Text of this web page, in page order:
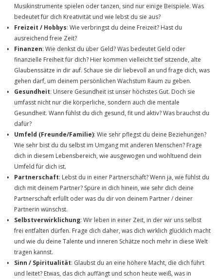
Musikinstrumente spielen oder tanzen, sind nur einige Beispiele. Was
bedeutet für dich Kreativität und wie lebst du sie aus?
Freizeit / Hobbys: Wie verbringst du deine Freizeit? Hast du
ausreichend freie Zeit?
Finanzen: Wie denkst du über Geld? Was bedeutet Geld oder
finanzielle Freiheit für dich? Hier kommen vielleicht tief sitzende, alte
Glaubenssätze in dir auf. Schaue sie dir liebevoll an und frage dich, was
gehen darf, um deinem persönlichen Wachstum Raum zu geben.
Gesundheit: Unsere Gesundheit ist unser höchstes Gut. Doch sie
umfasst nicht nur die körperliche, sondern auch die mentale
Gesundheit. Wann fühlst du dich gesund, fit und aktiv? Was brauchst du
dafür?
Umfeld (Freunde/Familie): Wie sehr pflegst du deine Beziehungen?
Wie sehr bist du du selbst im Umgang mit anderen Menschen? Frage
dich in diesem Lebensbereich, wie ausgewogen und wohltuend dein
Umfeld für dich ist.
Partnerschaft: Lebst du in einer Partnerschaft? Wenn ja, wie fühlst du
dich mit deinem Partner? Spüre in dich hinein, wie sehr dich deine
Partnerschaft erfüllt oder was du dir von deinem Partner / deiner
Partnerin wünschst.
Selbstverwirklichung: Wir leben in einer Zeit, in der wir uns selbst
frei entfalten dürfen. Frage dich daher, was dich wirklich glücklich macht
und wie du deine Talente und inneren Schätze noch mehr in diese Welt
tragen kannst.
Sinn / Spiritualität: Glaubst du an eine höhere Macht, die dich führt
und leitet? Etwas, das dich auffängt und schon heute weiß, was in